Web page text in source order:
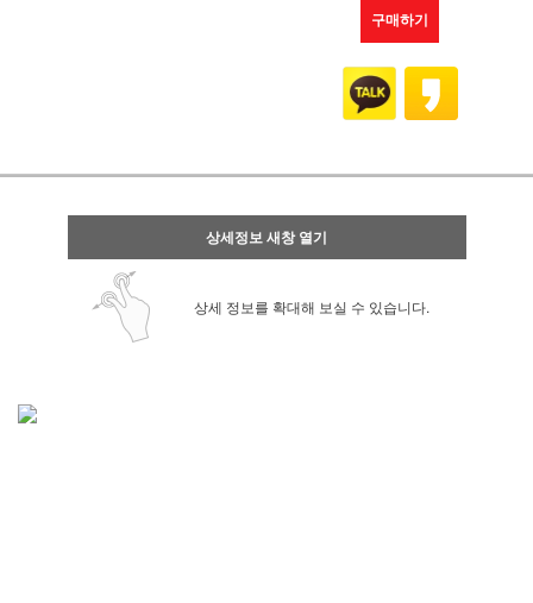
구매하기
상세정보 새창 열기
상세 정보를 확대해 보실 수 있습니다.